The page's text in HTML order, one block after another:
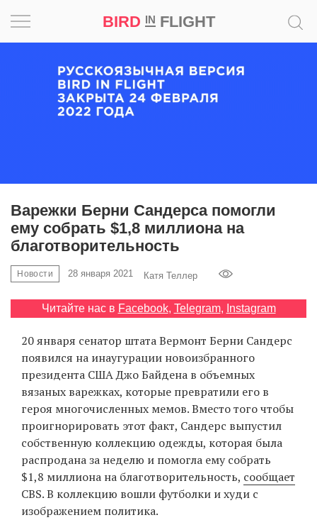
BIRD INFLIGHT
Варежки Берни Сандерса помогли
ему собрать $1,8 миллиона на
благотворительность
Новости 28 января 2021 Катя Теллер
Читайте нас в Facebook, Telegram, Instagram
20 января сенатор штата Вермонт Берни Сандерс
появился на инаугурации новоизбранного
президента США Джо Байдена в объемных
вязаных варежках, которые превратили его в
героя многочисленных мемов. Вместо того чтобы
проигнорировать этот факт, Сандерс выпустил
собственную коллекцию одежды, которая была
распродана за неделю и помогла ему собрать
$1,8 миллиона на благотворительность, сообщает
CBS. В коллекцию вошли футболки и худи с
изображением политика.